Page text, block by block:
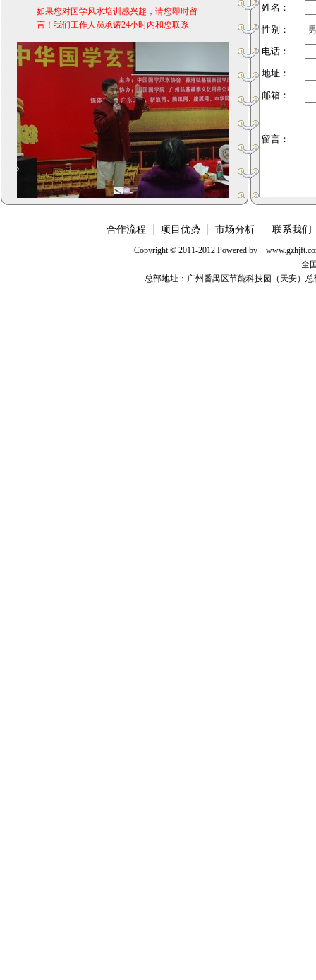
如果您对国学风水培训感兴趣，请您即时留
言！我们工作人员承诺24小时内和您联系
姓名：
性别：
电话：
地址：
邮箱：
留言：
合作流程 项目优势 市场分析 联系我们
Copyright © 2011-2012 Powered by
全
总部地址：广州番禺区节能科技园（天安）